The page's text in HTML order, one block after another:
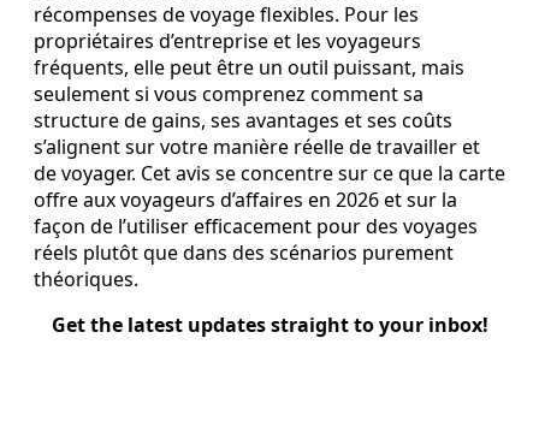
récompenses de voyage flexibles. Pour les
propriétaires d’entreprise et les voyageurs
fréquents, elle peut être un outil puissant, mais
seulement si vous comprenez comment sa
structure de gains, ses avantages et ses coûts
s’alignent sur votre manière réelle de travailler et
de voyager. Cet avis se concentre sur ce que la carte
offre aux voyageurs d’affaires en 2026 et sur la
façon de l’utiliser efficacement pour des voyages
réels plutôt que dans des scénarios purement
théoriques.
Get the latest updates straight to your inbox!